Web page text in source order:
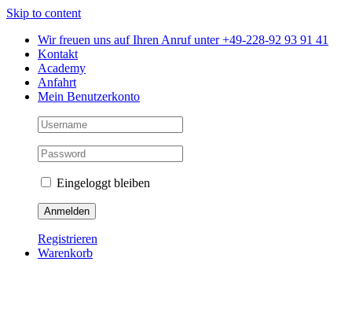
Skip to content
Wir freuen uns auf Ihren Anruf unter +49-228-92 93 91 41
Kontakt
Academy
Anfahrt
Mein Benutzerkonto
Eingeloggt bleiben
Registrieren
Warenkorb